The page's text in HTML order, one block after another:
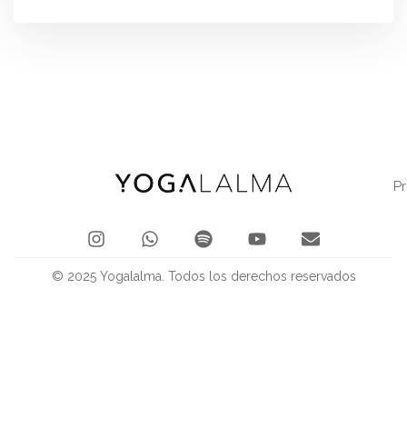
© 2025 Yogalalma. Todos los derechos reservados